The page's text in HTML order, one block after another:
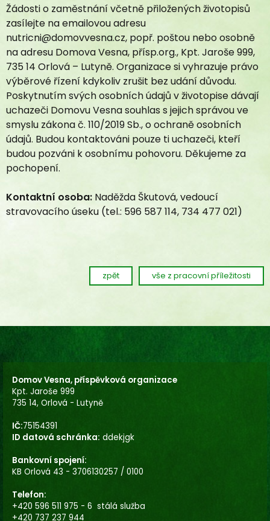
Kontakt
Žádosti o zaměstnání včetně přiložených životopisů
zasílejte na emailovou adresu
nutricni@domovvesna.cz, popř. poštou nebo osobně
na adresu Domova Vesna, přísp.org., Kpt. Jaroše 999,
735 14 Orlová – Lutyně. Organizace si vyhrazuje právo
výběrové řízení kdykoliv zrušit bez udání důvodu.
Poskytnutím svých osobních údajů v životopise dávají
uchazeči Domovu Vesna souhlas s jejich správou ve
smyslu zákona č. 110/2019 Sb., o ochraně osobních
údajů. Budou kontaktováni pouze ti uchazeči, kteří
budou pozváni k osobnímu pohovoru. Děkujeme za
pochopení.
Kontaktní osoba: Naděžda Škutová, vedoucí
stravovacího úseku (tel.: 596 587 114, 734 477 021)
vše z pracovní příležitosti
zpět
Domov Vesna, příspěvková organizace
Kpt. Jaroše 999
735 14, Orlová - Lutyně
IČ:75154391
ID datová schránka: ddekjgk
Bankovní spojení:
KB Orlová 43 - 3706130257 / 0100
Telefon:
+420 596 511 975 - 6 stálá služba
+420 737 237 944